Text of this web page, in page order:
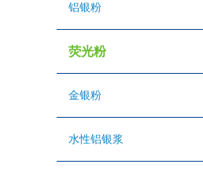
铝银粉
荧光粉
金银粉
水性铝银浆